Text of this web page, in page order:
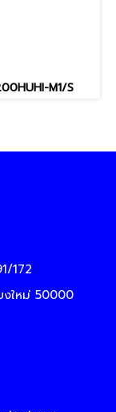
M1/S
172
งใหม่ 50000